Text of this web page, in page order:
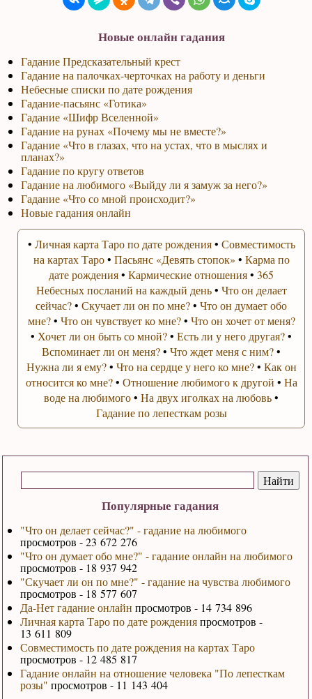
Популярные гадания
"Что он делает сейчас?" - гадание на любимого
просмотров - 23 672 276
"Что он думает обо мне?" - гадание онлайн на любимого
просмотров - 18 937 942
"Скучает ли он по мне?" - гадание на чувства любимого
просмотров - 18 577 607
Да-Нет гадание онлайн просмотров - 14 734 896
Личная карта Таро по дате рожденияпросмотров -
13 611 809
Совместимость по дате рождения на картах Таро
просмотров - 12 485 817
Гадание онлайн на отношение человека "По лепесткам
розы" просмотров - 11 143 404
Новые онлайн гадания
Гадание Предсказательный крест
Гадание на палочках-черточках на работу и деньги
Небесные списки по дате рождения
Гадание-пасьянс «Готика»
Гадание «Шифр Вселенной»
Гадание на рунах «Почему мы не вместе?»
Гадание «Что в глазах, что на устах, что в мыслях и
планах?»
Гадание по кругу ответов
Гадание на любимого «Выйду ли я замуж за него?»
Гадание «Что со мной происходит?»
Новые гадания онлайн
• Личная карта Таро по дате рождения• Совместимость
на картах Таро• Пасьянс «Девять стопок» • Карма по
дате рождения•Кармические отношения•365
Небесных посланий на каждый день• Что он делает
сейчас?•Скучает ли он по мне?•Что он думает обо
мне?• Что он чувствует ко мне?• Что он хочет от меня?
• Хочет ли он быть со мной?•Есть ли у него другая?•
Вспоминает ли он меня?•Что ждет меня с ним?•
Нужна ли я ему?• Что на сердце у него ко мне?• Как он
относится ко мне?• Отношение любимого к другой • На
воде на любимого•На двух иголках на любовь•
Гадание по лепесткам розы